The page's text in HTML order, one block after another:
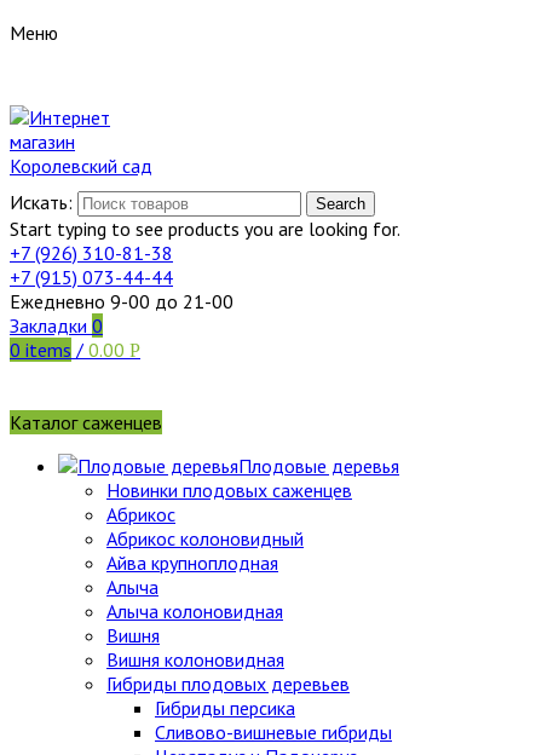
Меню
Искать: Search
Start typing to see products you are looking for.
+7 (926) 310-81-38
+7 (915) 073-44-44
Ежедневно 9-00 до 21-00
Закладки 0
0 items / 0.00 Р
Каталог саженцев
Плодовые деревья
Новинки плодовых саженцев
Абрикос
Абрикос колоновидный
Айва крупноплодная
Алыча
Алыча колоновидная
Вишня
Вишня колоновидная
Гибриды плодовых деревьев
Гибриды персика
Сливово-вишневые гибриды